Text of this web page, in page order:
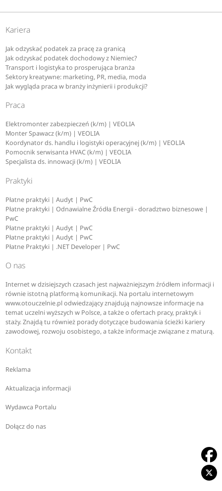
Kariera
Jak odzyskać podatek za pracę za granicą
Jak odzyskać podatek dochodowy z Niemiec?
Transport i logistyka to prosperująca branża
Sektory kreatywne: marketing, PR, media, moda
Jak wygląda praca w branży inżynierii i produkcji?
Praca
Elektromonter zabezpieczeń (k/m) | VEOLIA
Monter Spawacz (k/m) | VEOLIA
Koordynator ds. handlu i logistyki operacyjnej (k/m) | VEOLIA
Pomocnik serwisanta HVAC (k/m) | VEOLIA
Specjalista ds. innowacji (k/m) | VEOLIA
Praktyki
Płatne praktyki | Audyt | PwC
Płatne praktyki | Odnawialne Źródła Energii - doradztwo biznesowe |
PwC
Płatne praktyki | Audyt | PwC
Płatne praktyki | Audyt | PwC
Płatne Praktyki | .NET Developer | PwC
O nas
Internet w dzisiejszych czasach jest najważniejszym źródłem informacji i
równie istotną platformą komunikacji. Na portalu internetowym
www.otouczelnie.pl odwiedzający znajdują najnowsze informacje na
temat uczelni wyższych w Polsce, a także o ofertach pracy, praktyk i
staży. Znajdą tu również porady dotyczące budowania ścieżki kariery
zawodowej, rozwoju osobistego, a także informacje związane z maturą.
Kontakt
Reklama
Aktualizacja informacji
Wydawca Portalu
Dołącz do nas